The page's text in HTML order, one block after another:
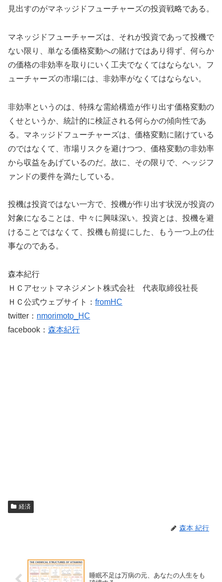
見出すのがマネッジドフューチャーズの投資戦略である。
マネッジドフューチャーズは、それが投資であって投機で
ない限り、単なる価格変動への賭けではあり得ず、何らか
の価格の非効率を取りにいく工夫でなくてはならない。フ
ューチャーズの市場には、非効率がなくてはならない。
非効率というのは、特殊な需給構造が作り出す価格変動の
くせというか、統計的に検証される何らかの傾向性であ
る。マネッジドフューチャーズは、価格変動に賭けている
のではなくて、市場リスクを避けつつ、価格変動の非効率
から収益をあげているのだ。故に、その限りで、ヘッジフ
ァンドの要件を満たしている。
投機は投資ではない一方で、投機が作り出す状況が投資の
対象になることは、中々に興味深い。投資とは、投機を避
けることではなくて、投機も前提にした、もう一つ上の仕
事なのである。
森本紀行
ＨＣアセットマネジメント株式会社 代表取締役社長
ＨＣ公式ウェブサイト： fromHC
twitter： nmorimoto_HC
facebook： 森本紀行
経済
森本 紀行
睡眠不足は万病の元、あなたの人生をも